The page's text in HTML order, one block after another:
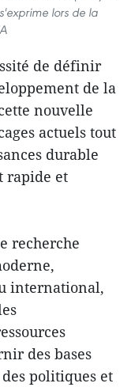
lors de la
de définir
de la
nouvelle
actuels tout
durable
rapide et
recherche
international,
des bases
politiques et